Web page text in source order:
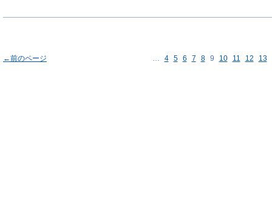
←前のページ … 4 5 6 7 8 9 10 11 12 13